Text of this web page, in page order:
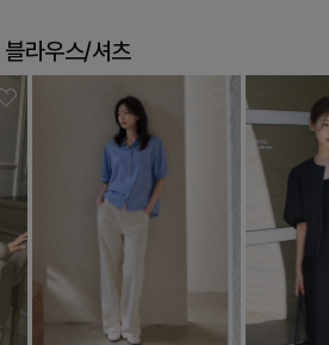
블라우스/셔츠